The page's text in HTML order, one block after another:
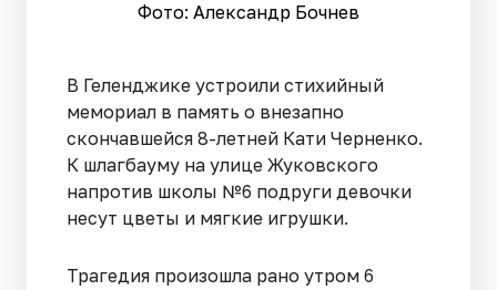
Фото: Александр Бочнев
В Геленджике устроили стихийный
мемориал в память о внезапно
скончавшейся 8-летней Кати Черненко.
К шлагбауму на улице Жуковского
напротив школы №6 подруги девочки
несут цветы и мягкие игрушки.
Трагедия произошла рано утром 6